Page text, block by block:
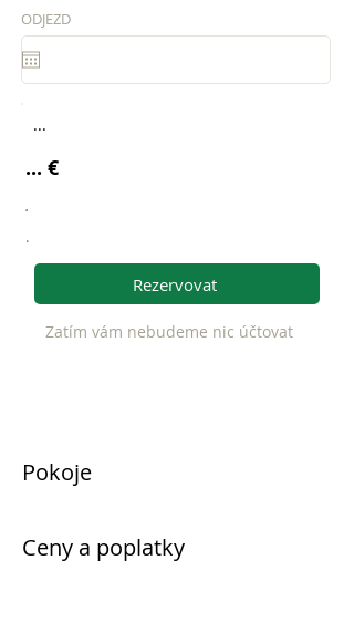
ODJEZD
...
... €
.
.
Rezervovat
Zatím vám nebudeme nic účtovat
Pokoje
Ceny a poplatky